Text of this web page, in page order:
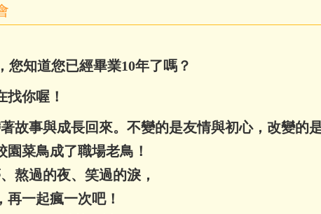
您知道您已經畢業10年了嗎？
找你喔！
故事與成長回來。不變的是友情與初心，改變的
園菜鳥成了職場老鳥！
熬過的夜、笑過的淚，
再一起瘋一次吧！